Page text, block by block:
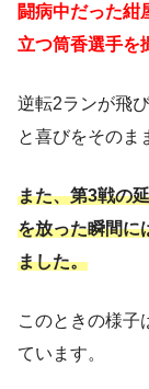
闘病中だった紺
立つ筒香選手を
逆転2ランが飛
と喜びをそのま
また、第3戦の
を放った瞬間に
ました。
このときの様子
ています。